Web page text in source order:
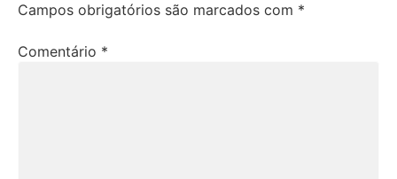
Campos obrigatórios são marcados com *
Comentário *